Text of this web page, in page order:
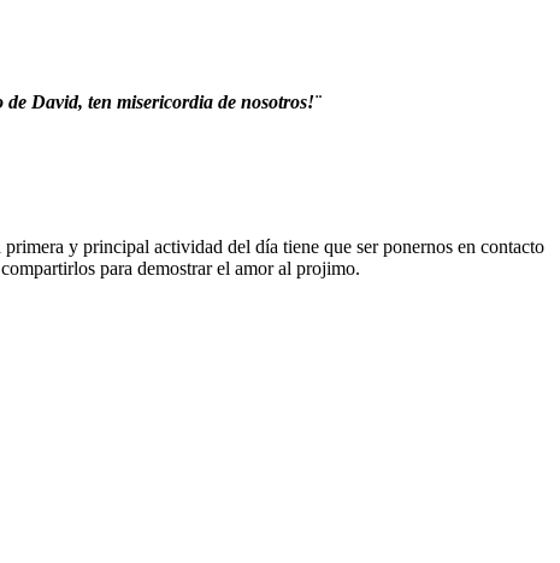
David, ten misericordia de nosotros!¨
y principal actividad del día tiene que ser ponernos en contacto
para demostrar el amor al projimo.